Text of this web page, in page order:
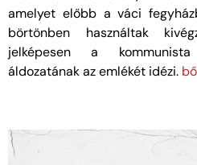
amelyet előbb a váci
börtönben használtak
jelképesen a
áldozatának az emlékét idézi.